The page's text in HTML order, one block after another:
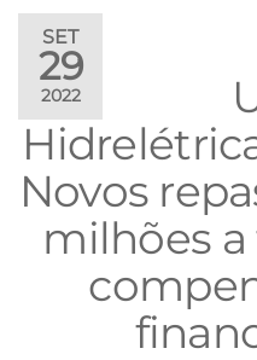
SET
29
2022
Novos
milhões